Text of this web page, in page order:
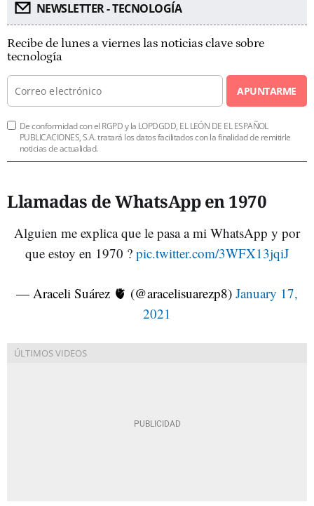
NEWSLETTER - TECNOLOGÍA
Recibe de lunes a viernes las noticias clave sobre
tecnología
APUNTARME
De conformidad con el RGPD y la LOPDGDD, EL LEÓN DE EL ESPAÑOL
PUBLICACIONES, S.A. tratará los datos facilitados con la finalidad de remitirle
noticias de actualidad.
Llamadas de WhatsApp en 1970
Alguien me explica que le pasa a mi WhatsApp y por
que estoy en 1970 ? pic.twitter.com/3WFX13jqiJ
— Araceli Suárez 🫀 (@aracelisuarezp8) January 17,
2021